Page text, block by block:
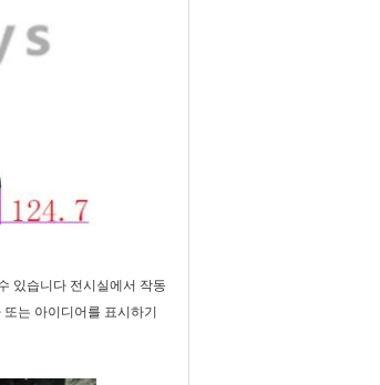
있습니다 전시실에서 작동
는 아이디어를 표시하기